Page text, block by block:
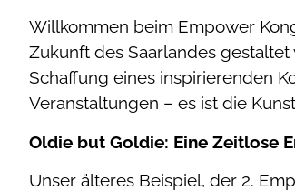
Willkommen beim Empower
Zukunft des Saarlandes gestaltet
Schaffung eines inspirierenden
Veranstaltungen – es ist die
Oldie but Goldie: Eine Zeitlose
Unser älteres Beispiel, der 2.